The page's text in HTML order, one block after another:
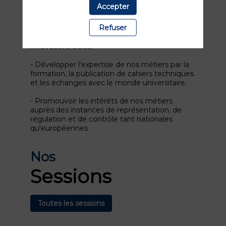
- Favoriser la transformation de nos métiers
par l'échange de bonnes pratiques,
l'identification des évolutions de notre
environnement de travail et la diffusion des
innovations utiles.
- Développer l'expertise de nos métiers par la
formation, la publication de cahiers techniques
et les échanges avec le monde universitaire.
- Promouvoir les intérêts de nos métiers
auprès des instances de représentation, de
régulation et de contrôle tant nationales
qu'européennes.
Nos
Sessions
Toutes les sessions
Accepter
Refuser